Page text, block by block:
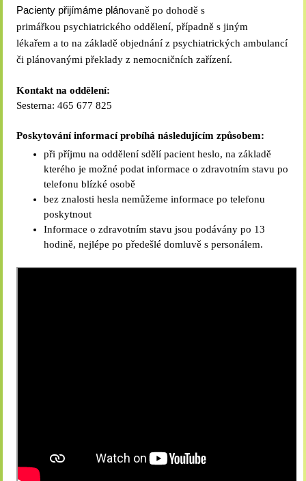
Pacienty přijímáme plánovaně po dohoděs
primářkou psychiatrického oddělení, případněs jiným
lékařem a to na základě objednání z psychiatrických ambulancí
či plánovanými překlady z nemocničních zařízení.
Kontakt na oddělení:
Sesterna: 465 677 825
Poskytování informací probíhá následujícím způsobem:
při příjmu na oddělení sdělí pacient heslo, na základě
kterého je možné podat informace o zdravotním stavu po
telefonu blízké osobě
bez znalosti hesla nemůžeme informace po telefonu
poskytnout
Informace o zdravotním stavu jsou podávány po 13
hodině, nejlépe po předešlé domluvě s personálem.